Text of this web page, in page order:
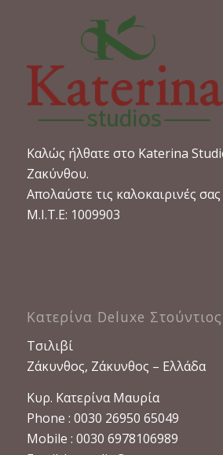
Καλώς ήλθατε στο Katerina
Ζακύνθου.
Απολαύστε τις καλοκαιρινές
M.I.T.E: 1009903
Κατερίνα Deluxe Στούντιος
Τσιλιβί
Ζάκυνθος, Ζάκυνθος – Ελλάδα
Κυρ. Κατερίνα Μαυρία
Phone : 0030 26950 65049
Mobile : 0030 6978106989